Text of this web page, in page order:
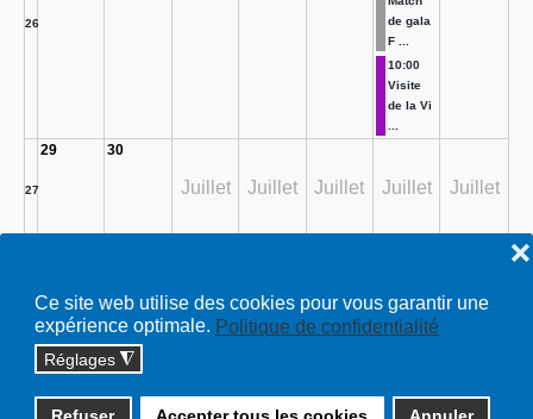
Ce site web utilise des cookies pour vous garantir une
expérience optimale. Politique de confidentialité
Réglages ◮
❌
26
de gala
F ...
10:00
Visite
de la Vi
27
29 30
Juillet Juillet Juillet Juillet Juillet
Copyright © 2026 cossonay.ch - tous droits réservés | site :